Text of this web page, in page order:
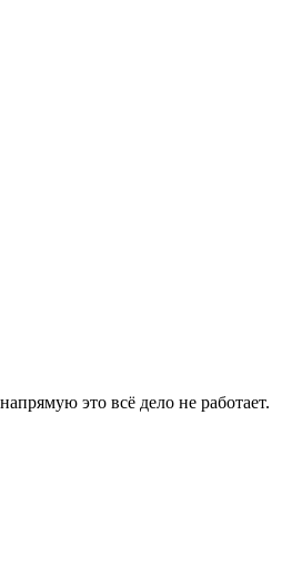
это всё дело не работает.